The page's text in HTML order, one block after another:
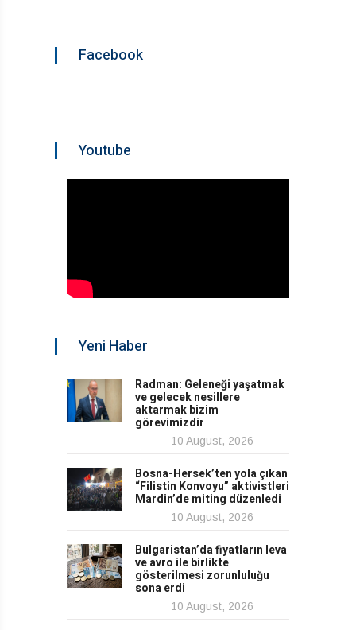
Facebook
Youtube
Yeni Haber
Radman: Geleneği yaşatmak
ve gelecek nesillere
aktarmak bizim
görevimizdir
10 August, 2026
Bosna-Hersek’ten yola çıkan
“Filistin Konvoyu” aktivistleri
Mardin’de miting düzenledi
10 August, 2026
Bulgaristan’da fiyatların leva
ve avro ile birlikte
gösterilmesi zorunluluğu
sona erdi
10 August, 2026